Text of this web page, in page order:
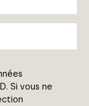
Si vous ne